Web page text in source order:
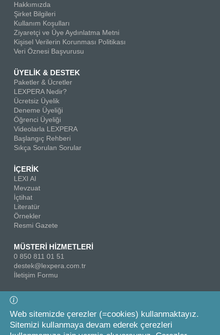
Hakkımızda
Şirket Bilgileri
Kullanım Koşulları
Ziyaretçi ve Üye Aydınlatma Metni
Kişisel Verilerin Korunması Politikası
Veri Öznesi Başvurusu
ÜYELİK & DESTEK
Paketler & Ücretler
LEXPERA Nedir?
Ücretsiz Üyelik
Deneme Üyeliği
Öğrenci Üyeliği
Videolarla LEXPERA
Başlangıç Rehberi
Sıkça Sorulan Sorular
İÇERİK
LEXI AI
Mevzuat
İçtihat
Literatür
Örnekler
Resmi Gazete
MÜSTERİ HİZMETLERİ
0 850 811 01 51
destek@lexpera.com.tr
İletişim Formu
Bizi Takip Edin
Web sitemizde çerezler (=cookies) kullanmaktayız.
Sitemizi kullanmaya devam ederek çerezleri